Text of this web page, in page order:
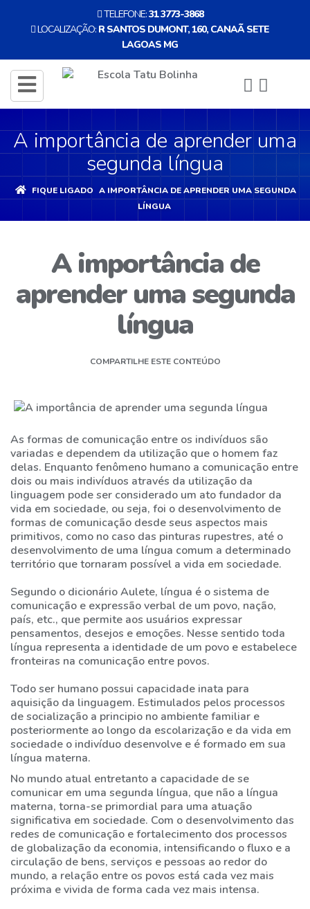
TELEFONE:31 3773-3868
LOCALIZAÇÃO: R SANTOS DUMONT, 160, CANAÃ SETE
LAGOAS MG
toggle
navigation
CADASTRE-
INÍCIO
ESCOLA
INFANTIL
NOSSA
ATIVIDADES
NOTÍCIAS/ATUALIDADES
NOSSOS
EVENTOS
AGENDAR
VISITA
FALE
COM
GENTE
31
3773-
3868
CHAT
WHATSAPP
ENVIE-
NOS
UMA
MENSAGEM
A importância de aprender uma
segunda língua
FIQUE LIGADO A IMPORTÂNCIA DE APRENDER UMA SEGUNDA
LÍNGUA
A importância de
aprender uma segunda
língua
COMPARTILHE ESTE CONTEÚDO
As formas de comunicação entre os indivíduos são
variadas e dependem da utilização que o homem faz
delas. Enquanto fenômeno humano a comunicação entre
dois ou mais indivíduos através da utilização da
linguagem pode ser considerado um ato fundador da
vida em sociedade, ou seja, foi o desenvolvimento de
formas de comunicação desde seus aspectos mais
primitivos, como no caso das pinturas rupestres, até o
desenvolvimento de uma língua comum a determinado
território que tornaram possível a vida em sociedade.
Segundo o dicionário Aulete, língua é o sistema de
comunicação e expressão verbal de um povo, nação,
país, etc., que permite aos usuários expressar
pensamentos, desejos e emoções. Nesse sentido toda
língua representa a identidade de um povo e estabelece
fronteiras na comunicação entre povos.
Todo ser humano possui capacidade inata para
aquisição da linguagem. Estimulados pelos processos
de socialização a principio no ambiente familiar e
posteriormente ao longo da escolarização e da vida em
sociedade o indivíduo desenvolve e é formado em sua
língua materna.
No mundo atual entretanto a capacidade de se
comunicar em uma segunda língua, que não a língua
materna, torna-se primordial para uma atuação
significativa em sociedade. Com o desenvolvimento das
redes de comunicação e fortalecimento dos processos
de globalização da economia, intensificando o fluxo e a
circulação de bens, serviços e pessoas ao redor do
mundo, a relação entre os povos está cada vez mais
próxima e vivida de forma cada vez mais intensa.